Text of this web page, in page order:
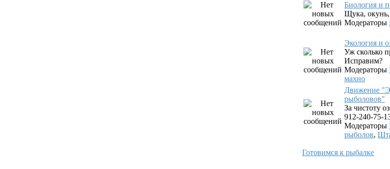
Биология и
Щука,
Модераторы
Экология и
Уж сколько
Исправим?
Модераторы
махно
Движение
рыболовов"
За чистоту
912-240-75-
Модераторы
рыболов,
Готовимся к рыбалке